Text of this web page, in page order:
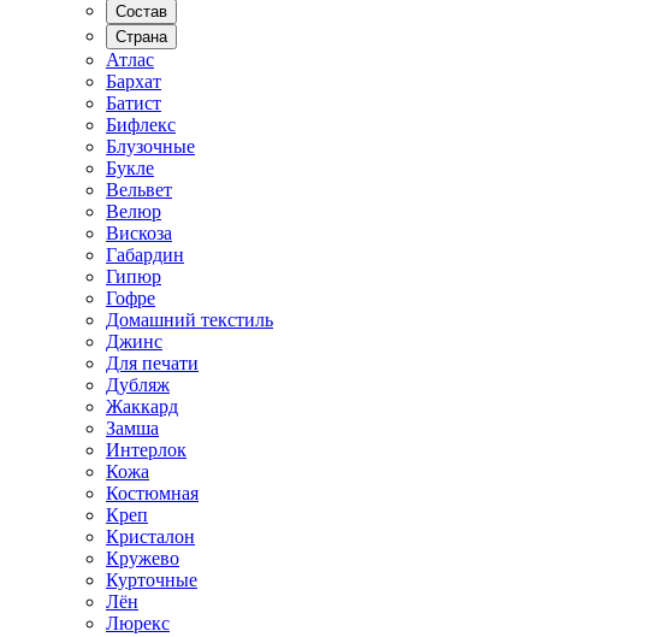
Состав
Страна
Атлас
Бархат
Батист
Бифлекс
Блузочные
Букле
Вельвет
Велюр
Вискоза
Габардин
Гипюр
Гофре
Домашний текстиль
Джинс
Для печати
Дубляж
Жаккард
Замша
Интерлок
Кожа
Костюмная
Креп
Кристалон
Кружево
Курточные
Лён
Люрекс